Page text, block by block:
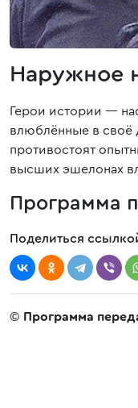
Наружное
Герои истории —
влюблённые в своё
противостоят
высших эшелонах
Программа
Поделиться
© Программа